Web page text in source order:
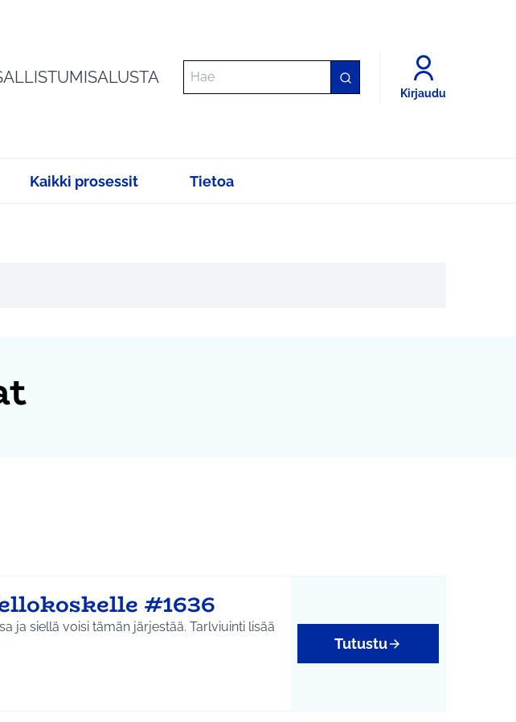
Kirjaudu
Kaikki prosessit Tietoa
#1636
ja siellä voisi tämän järjestää. Tarlviuinti lisää
Liikunta ja harrastukset
Tutustu